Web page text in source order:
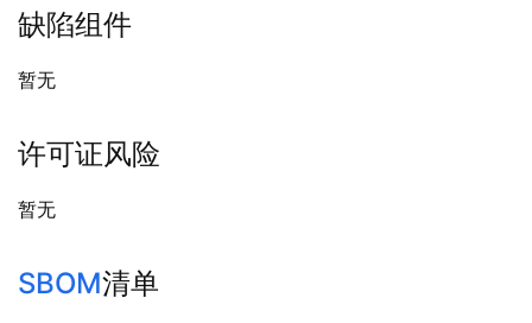
缺陷组件
暂无
许可证风险
暂无
SBOM清单